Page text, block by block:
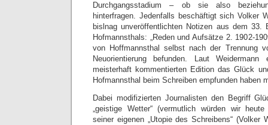
Durchgangsstadium – ob sie also
hinterfragen. Jedenfalls beschäftigt sich Volker
bislnag unveröffentlichten Notizen aus dem 33.
Hofmannsthals: „Reden und Aufsätze 2. 1902-
von Hoffmannsthal selbst nach der Trennung
Neuorientierung befunden. Laut
meisterhaft kommentierten Edition das Glück
Hofmannsthal beim Schreiben empfunden haben
Dabei modifizierten Journalisten den Begriff
„geistige Wetter“ (vermutlich würden wir heute
seiner eigenen „Utopie des Schreibens“ (Volker